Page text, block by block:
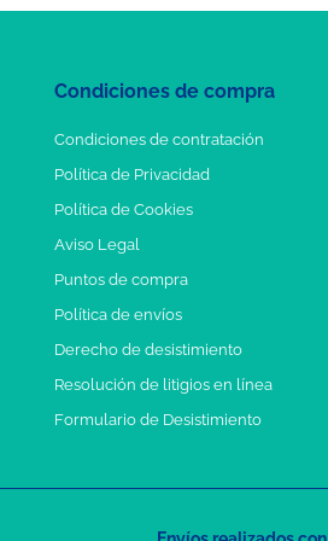
Condiciones de compra
Condiciones de contratación
Política de Privacidad
Política de Cookies
Aviso Legal
Puntos de compra
Política de envíos
Derecho de desistimiento
Resolución de litigios en línea
Formulario de Desistimiento